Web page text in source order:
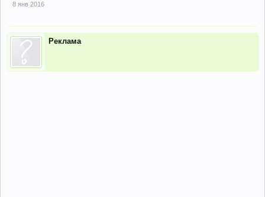
8 янв 2016
Реклама